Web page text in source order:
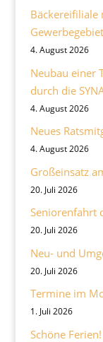
Bäckereifiliale
4. August 2026
Neubau einer
durch die
4. August 2026
Neues
4. August 2026
Großeinsatz
20. Juli 2026
Seniorenfahrt
20. Juli 2026
Neu- und
20. Juli 2026
Termine im
1. Juli 2026
Schöne